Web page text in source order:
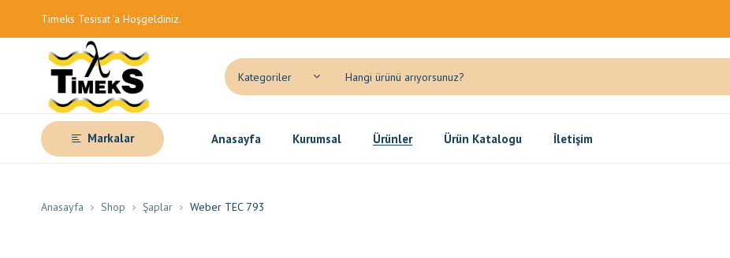
Timeks Tesisat 'a Hoşgeldiniz.
Markalar Anasayfa Kurumsal Ürünler Ürün Katalogu İletişim
Anasayfa Shop Şaplar Weber TEC 793